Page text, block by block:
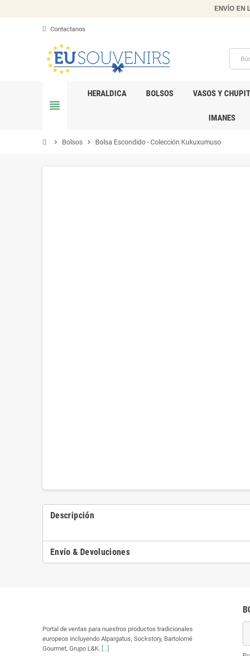
ENVÍO EN
Contactanos
view_headline
HERALDICA BOLSOS VASOS Y
IMANES
chevron_right Bolsos chevron_right Bolsa Escondido - Colección Kukuxumuso
Descripción
Envío & Devoluciones
Portal de ventas para nuestros productos tradicionales
europeos incluyendo Alpargatus, Sockstory, Bartolomé
Gourmet, Grupo L&K. [...]